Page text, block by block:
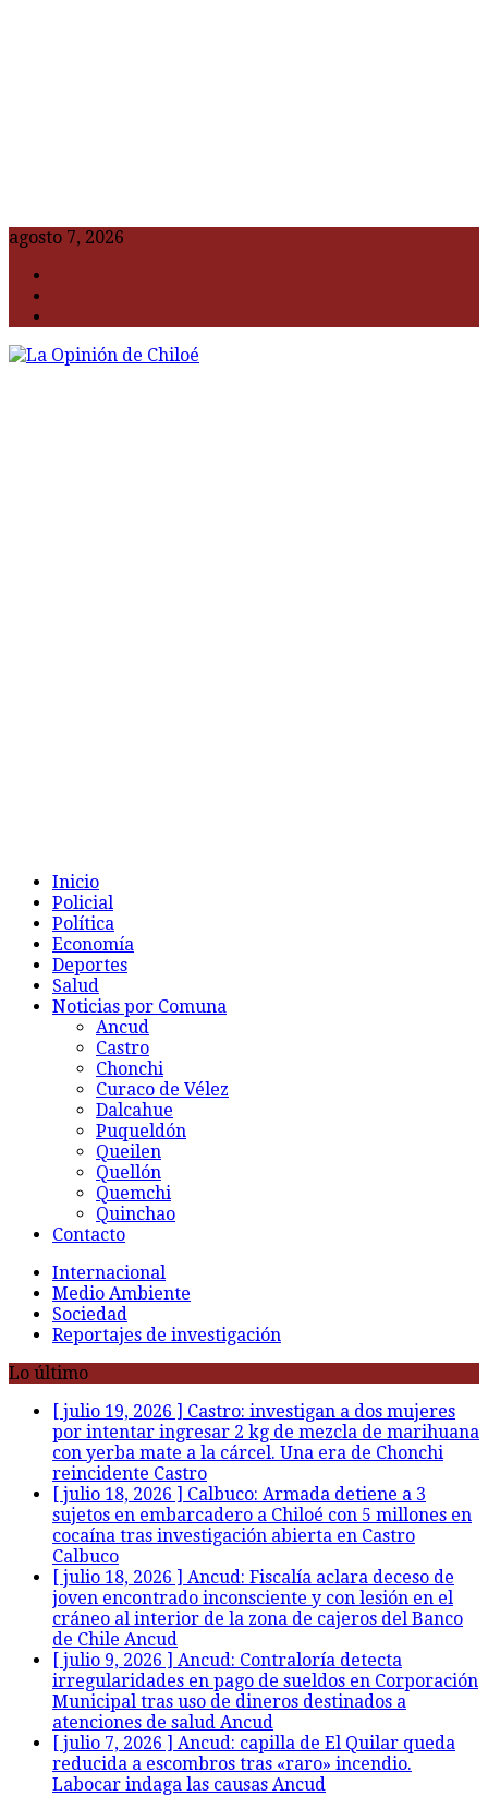
agosto 7, 2026
Inicio
Policial
Política
Economía
Deportes
Salud
Noticias por Comuna
Ancud
Castro
Chonchi
Curaco de Vélez
Dalcahue
Puqueldón
Queilen
Quellón
Quemchi
Quinchao
Contacto
Internacional
Medio Ambiente
Sociedad
Reportajes de investigación
Lo último
[ julio 19, 2026 ] Castro: investigan a dos mujeres
por intentar ingresar 2 kg de mezcla de marihuana
con yerba mate a la cárcel. Una era de Chonchi
reincidente Castro
[ julio 18, 2026 ] Calbuco: Armada detiene a 3
sujetos en embarcadero a Chiloé con 5 millones en
cocaína tras investigación abierta en Castro
Calbuco
[ julio 18, 2026 ] Ancud: Fiscalía aclara deceso de
joven encontrado inconsciente y con lesión en el
cráneo al interior de la zona de cajeros del Banco
de Chile Ancud
[ julio 9, 2026 ] Ancud: Contraloría detecta
irregularidades en pago de sueldos en Corporación
Municipal tras uso de dineros destinados a
atenciones de salud Ancud
[ julio 7, 2026 ] Ancud: capilla de El Quilar queda
reducida a escombros tras «raro» incendio.
Labocar indaga las causas Ancud